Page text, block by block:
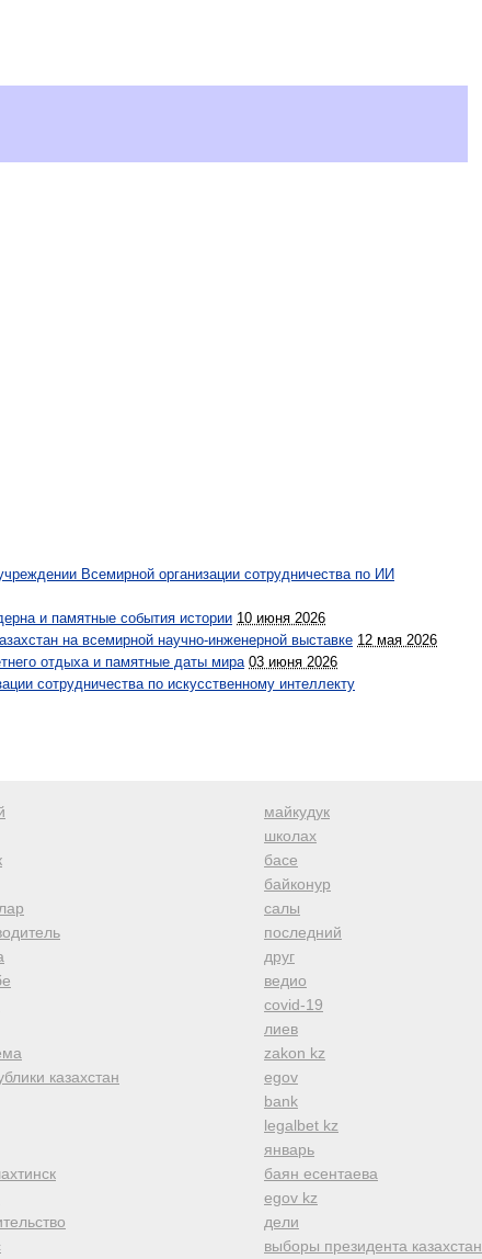
Всемирной организации сотрудничества по ИИ
и памятные события истории 10 июня 2026
на всемирной научно-инженерной выставке 12 мая 2026
отдыха и памятные даты мира 03 июня 2026
сотрудничества по искусственному интеллекту
казахстан
майкудук
школах
басе
байконур
салы
последний
друг
ведио
covid-19
лиев
zakon kz
egov
bank
legalbet kz
январь
баян есентаева
egov kz
дели
выборы президента казахстан